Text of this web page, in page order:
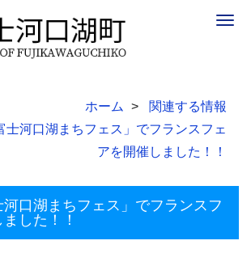
ホーム
関連する情報
士河口湖まちフェス」でフランスフェ
アを開催しました！！
河口湖まちフェス」でフランスフ
した！！